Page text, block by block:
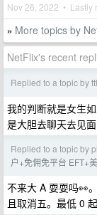
Nov 26, 2022 • Lastly
» More topics by
NetFlix's recent
Replied to a topic by
我的判断就是女生
是大胆去聊天去见
Replied to a topic by
户+免佣免平台 EFT+
不来大 A 耍耍吗👀
且取消五。最低 0 起